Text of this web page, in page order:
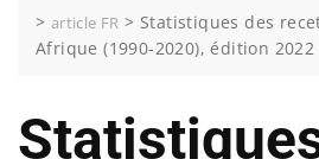
> article FR > Statistiques des
Afrique (1990-2020), édition 2022